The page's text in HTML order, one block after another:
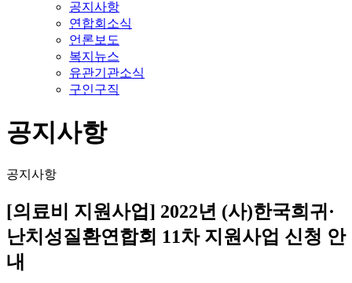
공지사항
연합회소식
언론보도
복지뉴스
유관기관소식
구인구직
공지사항
공지사항
[의료비 지원사업] 2022년 (사)한국희귀·
난치성질환연합회 11차 지원사업 신청 안
내